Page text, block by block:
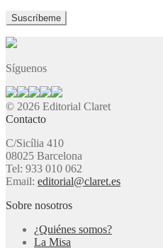
Síguenos
© 2026 Editorial Claret
Contacto
C/Sicília 410
08025 Barcelona
Tel: 933 010 062
Email: editorial@claret.es
Sobre nosotros
¿Quiénes somos?
La Misa